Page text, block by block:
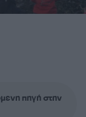
πηγή στην